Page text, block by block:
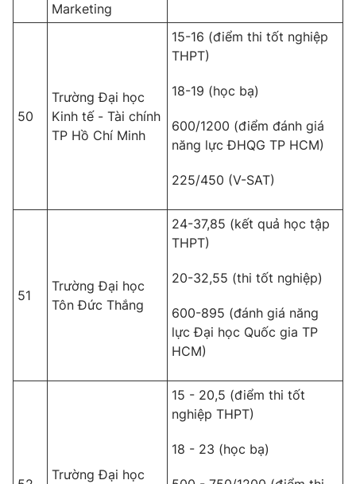
Marketing
50
Trường Đại học
Kinh tế - Tài chính
TP Hồ Chí Minh
15-16 (điểm thi tốt nghiệp
THPT)
18-19 (học bạ)
600/1200 (điểm đánh giá
năng lực ĐHQG TP HCM)
225/450 (V-SAT)
51
Trường Đại học
Tôn Đức Thắng
24-37,85 (kết quả học tập
THPT)
20-32,55 (thi tốt nghiệp)
600-895 (đánh giá năng
lực Đại học Quốc gia TP
HCM)
Trường Đại học
15 - 20,5 (điểm thi tốt
nghiệp THPT)
18 - 23 (học bạ)